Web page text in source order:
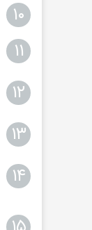
۱۰
۱۱
۱۲
۱۳
۱۴